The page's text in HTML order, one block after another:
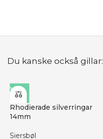
Du kanske också gillar:
Rhodierade silverringar
14mm
Siersbøl